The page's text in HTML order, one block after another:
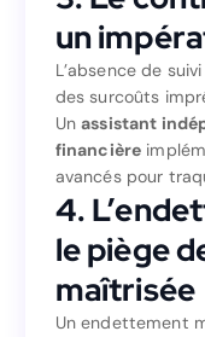
un
L’absence de
des surcoûts
Unassistant
financière
avancés pour
4.
le piège
maîtrisée
Un endettement
3. Le
L’absence de
des surcoûts
gestion
implémente
avancés
4.
le piège